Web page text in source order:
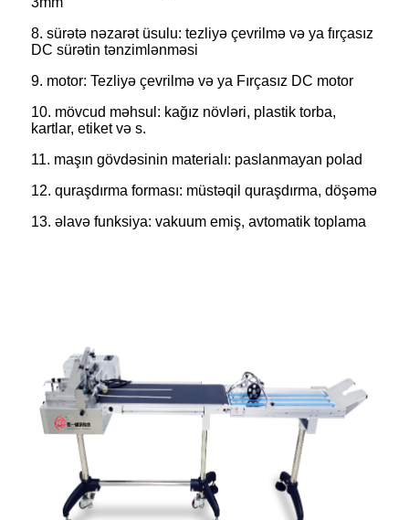
8. sürətə nəzarət üsulu: tezliyə çevrilmə və ya fırçasız
DC sürətin tənzimlənməsi
9. motor: Tezliyə çevrilmə və ya Fırçasız DC motor
10. mövcud məhsul: kağız növləri, plastik torba,
kartlar, etiket və s.
11. maşın gövdəsinin materialı: paslanmayan polad
12. quraşdırma forması: müstəqil quraşdırma, döşəmə
13. əlavə funksiya: vakuum emiş, avtomatik toplama